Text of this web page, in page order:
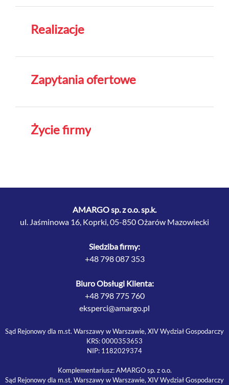
Realizacje
Zapytania ofertowe
Życie firmy
AMARGO sp. z o.o. sp.k.
ul. Jaśminowa 16, Koprki, 05-850 Ożarów Mazowiecki
Siedziba firmy:
+48 798 087 353
Biuro Obsługi Klienta:
+48 798 775 760
eksperci@amargo.pl
Sąd Rejonowy dla m.st. Warszawy w Warszawie, XIV Wydział Gospodarczy
KRS: 0000353653
NIP: 1182029374
Komplementariusz: AMARGO sp. z o.o.
Sąd Rejonowy dla m.st. Warszawy w Warszawie, XIV Wydział Gospodarczy